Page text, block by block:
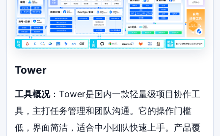
Tower
工具概况：Tower是国内一款轻量级项目协作工
具，主打任务管理和团队沟通。它的操作门槛
低，界面简洁，适合中小团队快速上手。产品覆